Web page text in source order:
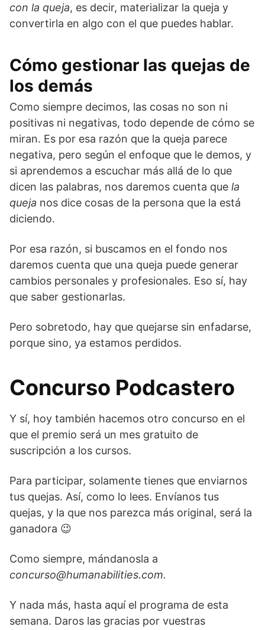
con la queja, es decir, materializar la queja y
convertirla en algo con el que puedes hablar.
Cómo gestionar las quejas de
los demás
Como siempre decimos, las cosas no son ni
positivas ni negativas, todo depende de cómo se
miran. Es por esa razón que la queja parece
negativa, pero según el enfoque que le demos, y
si aprendemos a escuchar más allá de lo que
dicen las palabras, nos daremos cuenta que la
queja nos dice cosas de la persona que la está
diciendo.
Por esa razón, si buscamos en el fondo nos
daremos cuenta que una queja puede generar
cambios personales y profesionales. Eso sí, hay
que saber gestionarlas.
Pero sobretodo, hay que quejarse sin enfadarse,
porque sino, ya estamos perdidos.
Concurso Podcastero
Y sí, hoy también hacemos otro concurso en el
que el premio será un mes gratuito de
suscripción a los cursos.
Para participar, solamente tienes que enviarnos
tus quejas. Así, como lo lees. Envíanos tus
quejas, y la que nos parezca más original, será la
ganadora 😉
Como siempre, mándanosla a
concurso@humanabilities.com.
Y nada más, hasta aquí el programa de esta
semana. Daros las gracias por vuestras